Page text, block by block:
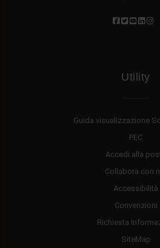
Utility
Guida visualizzazione
PEC
Accedi alla
Collabora con
Accessibilità
Convenzioni
Richiesta
SiteMap